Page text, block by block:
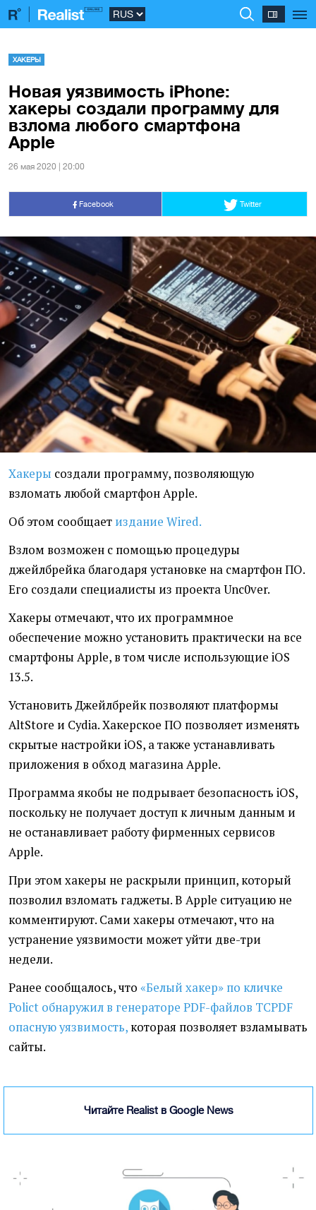
ХАКЕРЫ
Новая уязвимость iPhone:
хакеры создали программу для
взлома любого смартфона
Apple
26 мая 2020 | 20:00
Facebook Twitter
Хакеры создали программу, позволяющую
взломать любой смартфон Apple.
Об этом сообщает издание Wired.
Взлом возможен с помощью процедуры
джейлбрейка благодаря установке на смартфон ПО.
Его создали специалисты из проекта Unc0ver.
Хакеры отмечают, что их программное
обеспечение можно установить практически на все
смартфоны Apple, в том числе использующие iOS
13.5.
Установить Джейлбрейк позволяют платформы
AltStore и Cydia. Хакерское ПО позволяет изменять
скрытые настройки iOS, а также устанавливать
приложения в обход магазина Apple.
Программа якобы не подрывает безопасность iOS,
поскольку не получает доступ к личным данным и
не останавливает работу фирменных сервисов
Apple.
При этом хакеры не раскрыли принцип, который
позволил взломать гаджеты. В Apple ситуацию не
комментируют. Сами хакеры отмечают, что на
устранение уязвимости может уйти две-три
недели.
Ранее сообщалось, что «Белый хакер» по кличке
Polict обнаружил в генераторе PDF-файлов TCPDF
опасную уязвимость, которая позволяет взламывать
сайты.
Читайте Realist в Google News